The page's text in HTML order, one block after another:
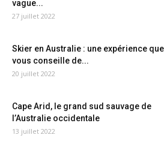
vague...
27 juillet 2022
Skier en Australie : une expérience que
vous conseille de...
20 juillet 2022
Cape Arid, le grand sud sauvage de
l’Australie occidentale
13 juillet 2022